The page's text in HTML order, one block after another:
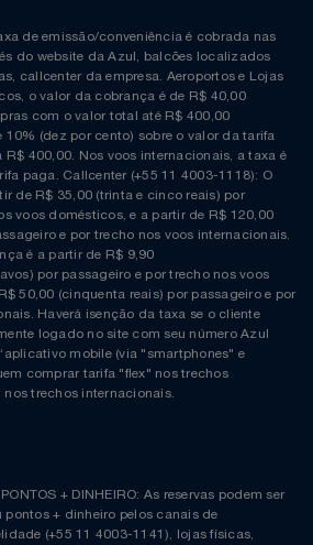
de emissão/conveniência é cobrada nas
do website da Azul, balcões localizados
callcenter da empresa. Aeroportos e Lojas
o valor da cobrança é de R$ 40,00
com o valor total até R$ 400,00
10% (dez por cento) sobre o valor da tarifa
R$ 400,00. Nos voos internacionais, a taxa é
paga. Callcenter (+55 11 4003-1118): O
de R$ 35,00 (trinta e cinco reais) por
voos domésticos, e a partir de R$ 120,00
e por trecho nos voos internacionais.
é a partir de R$ 9,90
por passageiro e por trecho nos voos
50,00 (cinquenta reais) por passageiro e por
Haverá isenção da taxa se o cliente
logado no site com seu número Azul
mobile (via "smartphones" e
comprar tarifa "flex" nos trechos
trechos internacionais.
+ DINHEIRO: As reservas podem ser
+ dinheiro pelos canais de
(+55 11 4003-1141), lojas físicas,